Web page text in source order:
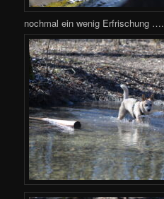
nochmal ein wenig Erfrischung ….